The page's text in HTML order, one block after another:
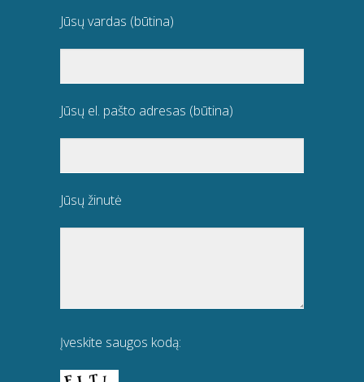
Jūsų vardas (būtina)
Jūsų el. pašto adresas (būtina)
Jūsų žinutė
Įveskite saugos kodą: